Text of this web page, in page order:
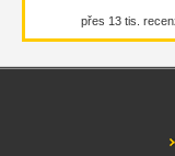
přes 13 tis.